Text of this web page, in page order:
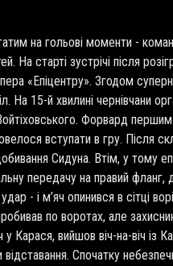
на гольові моменти -
На старті зустрічі після
«Епіцентру». Згодом
На 15-й хвилині чернівчани
Форвард першим
вступати в гру. Після
Сидуна. Втім, у тому
передачу на правий
- і м’яч опинився в сітці
по воротах, але
у Карася, вийшов віч-на-віч
Спочатку